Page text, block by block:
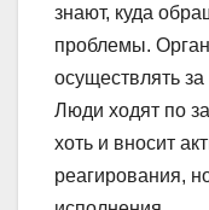
знают, куда
проблемы.
осуществлять за
Люди ходят по
хоть и вносит
реагирования,